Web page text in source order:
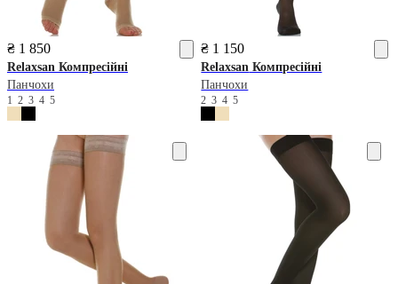
₴ 1 850
Relaxsan Компресійні
Панчохи
1 2 3 4 5
₴ 1 150
Relaxsan Компресійні
Панчохи
2345